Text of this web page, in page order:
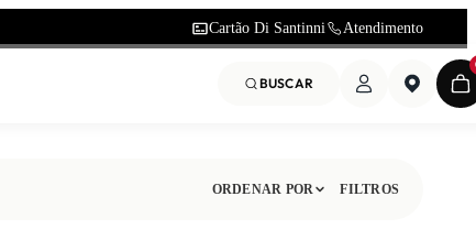
Cartão Di Santinni Atendimento
BUSCAR
ORDENAR POR FILTROS